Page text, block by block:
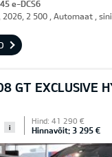
e-DCS6
2026, 2 500 , Automaat ,
GT EXCLUSIVE
i
Hind: 41 290 €
Hinnavõit: 3 295 €